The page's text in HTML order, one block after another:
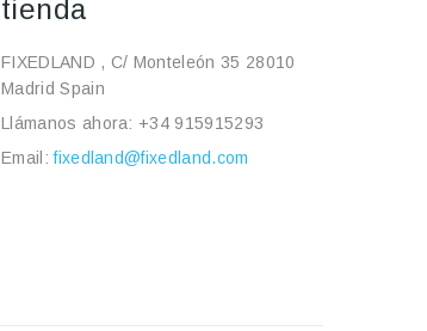
tienda
FIXEDLAND , C/ Monteleón 35 28010
Madrid Spain
Llámanos ahora: +34 915915293
Email:fixedland@fixedland.com